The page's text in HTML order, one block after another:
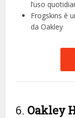
l’uso
Frogskins è
da Oakley
6. Oakley